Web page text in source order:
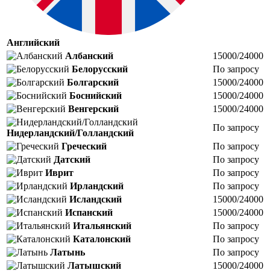
Английский
Албанский
15000/24000
Белорусский
По запросу
Болгарский
15000/24000
Боснийский
15000/24000
Венгерский
15000/24000
Нидерландский/Голландский
По запросу
Греческий
По запросу
Датский
По запросу
Иврит
По запросу
Ирландский
По запросу
Исландский
15000/24000
Испанский
15000/24000
Итальянский
По запросу
Каталонский
По запросу
Латынь
По запросу
Латышский
15000/24000